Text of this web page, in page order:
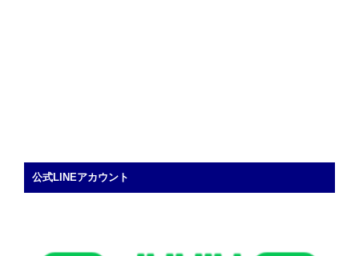
公式LINEアカウント